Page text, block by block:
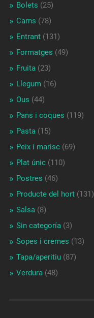
Bolets (25)
Carns (78)
Entrant(131)
Formatges (49)
Fruita(23)
Llegum (16)
Ous (44)
Pans i coques (119)
Pasta(15)
Peix i marisc(69)
Plat únic(110)
Postres (46)
Producte del hort(131)
Salsa(8)
Sin categoría(3)
Sopes i cremes (13)
Tapa/aperitiu(87)
Verdura(48)